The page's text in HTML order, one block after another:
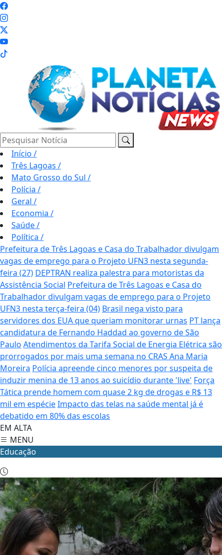
Pesquisar Notícia
Início /
Três Lagoas /
Mato Grosso do Sul /
Polícia /
Geral /
Economia /
Saúde/
Política /
Prefeitura de Três Lagoas e Casa do Trabalhador divulgam
vagas de emprego para o Projeto UFN3 nesta segunda-
feira (27) DEPTRAN realiza palestra para motoristas da
Assistência Social Prefeitura de Três Lagoas e Casa do
Trabalhador divulgam vagas de emprego para o Projeto
UFN3 nesta terça-feira (04) Brasil nega visto para
servidores dos EUA que queriam monitorar urnas PT lança
candidatura de Fernando Haddad ao governo de São
Paulo Atendimentos da Tarifa Social de Energia Elétrica são
prorrogados por mais uma semana no CRAS Ana Maria
Moreira Polícia apreende cinco menores por suspeita de
induzir menina de 13 anos ao suicídio durante 'live' Força
Tática prende homem com quase 2 kg de drogas e R$ 13
mil em espécieImpacto das telas na saúde mental já é
debatido em 80% das escolas
EM ALTA
MENU
Educação